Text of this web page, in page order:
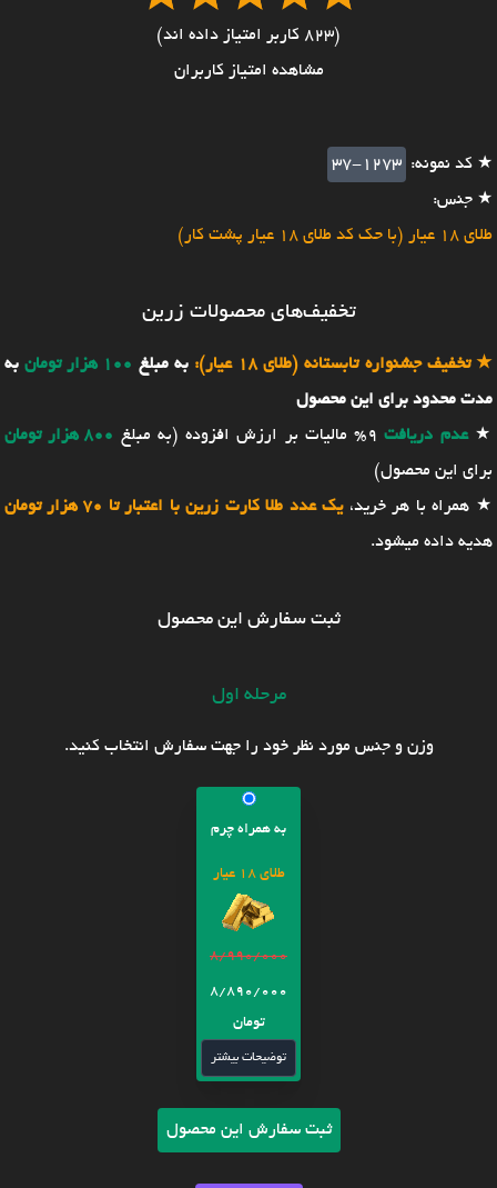
(823 کاربر امتیاز داده اند)
مشاهده امتیاز کاربران
★ کد نمونه: 37-1273
★ جنس:
طلای 18 عیار (با حک کد طلای 18 عیار پشت کار)
تخفیف‌های محصولات زرین
★تخفیف جشنواره تابستانه (طلای 18 عیار): به مبلغ 100 هزار تومان
به
مدت محدود برای این محصول
★عدم دریافت 9% مالیات بر ارزش افزوده (به مبلغ
800 هزار تومان
برای این محصول)
★ همراه با هر خرید،یک عدد طلا کارت زرین با اعتبار تا 70 هزار تومان
هدیه داده میشود.
ثبت سفارش این محصول
مرحله اول
وزن و جنس مورد نظر خود را جهت سفارش انتخاب کنید.
به همراه چرم
طلای 18 عیار
8/990/000
8/890/000
تومان
توضیحات بیشتر
ثبت سفارش این محصول